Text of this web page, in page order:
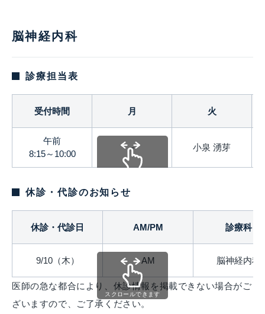
脳神経内科
診療担当表
受付時間 月 火
午前
8:15～10:00
－ 小泉 湧芽
休診・代診のお知らせ
休診・代診日 AM/PM 診療科
9/10（木） AM 脳神経内科
医師の急な都合により、休診情報を掲載できない場合がご
ざいますので、ご了承ください。
スクロールできます